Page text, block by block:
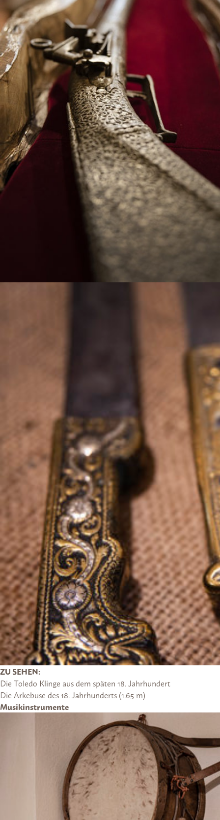
ZU SEHEN:
Die Toledo Klinge aus dem späten 18. Jahrhundert
Die Arkebuse des 18. Jahrhunderts (1.65 m)
Musikinstrumente